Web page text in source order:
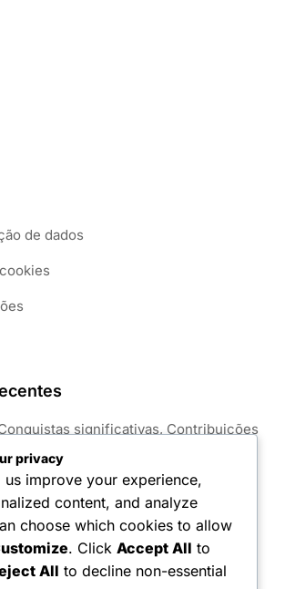
de dados
significativas, Contribuições
Impacto internacional recente,
Euro, legado
internacionais recentes,
Euro, legado
privacy
us improve your experience,
content, and analyze
choose which cookies to allow
. Click Accept All to
All to decline non-essential